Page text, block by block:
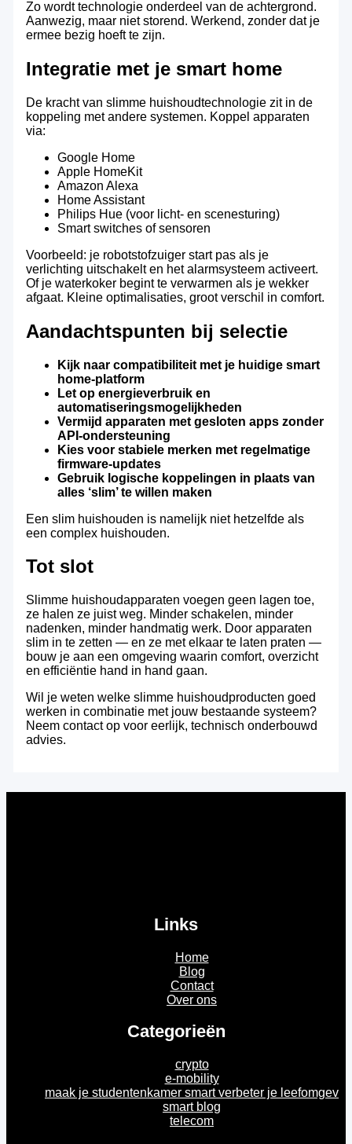
Zo wordt technologie onderdeel van de achtergrond.
Aanwezig, maar niet storend. Werkend, zonder dat je
ermee bezig hoeft te zijn.
Integratie met je smart home
De kracht van slimme huishoudtechnologie zit in de
koppeling met andere systemen. Koppel apparaten
via:
Google Home
Apple HomeKit
Amazon Alexa
Home Assistant
Philips Hue (voor licht- en scenesturing)
Smart switches of sensoren
Voorbeeld: je robotstofzuiger start pas als je
verlichting uitschakelt en het alarmsysteem activeert.
Of je waterkoker begint te verwarmen als je wekker
afgaat. Kleine optimalisaties, groot verschil in comfort.
Aandachtspunten bij selectie
Kijk naar compatibiliteit met je huidige smart
home-platform
Let op energieverbruik en
automatiseringsmogelijkheden
Vermijd apparaten met gesloten apps zonder
API-ondersteuning
Kies voor stabiele merken met regelmatige
firmware-updates
Gebruik logische koppelingen in plaats van
alles ‘slim’ te willen maken
Een slim huishouden is namelijk niet hetzelfde als
een complex huishouden.
Tot slot
Slimme huishoudapparaten voegen geen lagen toe,
ze halen ze juist weg. Minder schakelen, minder
nadenken, minder handmatig werk. Door apparaten
slim in te zetten — en ze met elkaar te laten praten —
bouw je aan een omgeving waarin comfort, overzicht
en efficiëntie hand in hand gaan.
Wil je weten welke slimme huishoudproducten goed
werken in combinatie met jouw bestaande systeem?
Neem contact op voor eerlijk, technisch onderbouwd
advies.
Links
Home
Blog
Contact
Over ons
Categorieën
crypto
e-mobility
maak je studentenkamer smart verbeter je leefomgev
smart blog
telecom